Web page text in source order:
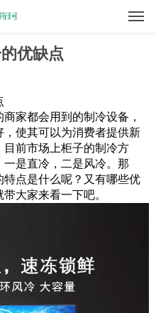
优缺点
家都会用到的制冷设备，
使其可以为消费者提供新
前市场上柜子的制冷方
是直冷，二是风冷。那
点是什么呢？又有哪些优
大家来看一下吧。